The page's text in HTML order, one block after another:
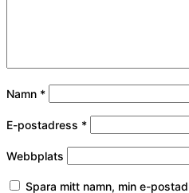
Namn *
E-postadress *
Webbplats
Spara mitt namn, min e-